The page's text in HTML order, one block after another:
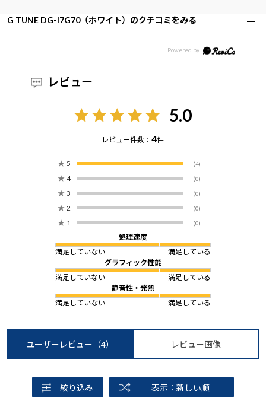
G TUNE DG-I7G70（ホワイト）のクチコミをみる
レビュー
5.0
レビュー件数：4件
★ 5 (4)
★ 4 (0)
★ 3 (0)
★ 2 (0)
★ 1 (0)
処理速度
満足していない
満足している
グラフィック性能
満足していない
満足している
静音性・発熱
満足していない
満足している
ユーザーレビュー （4） レビュー画像
絞り込み 表示：新しい順